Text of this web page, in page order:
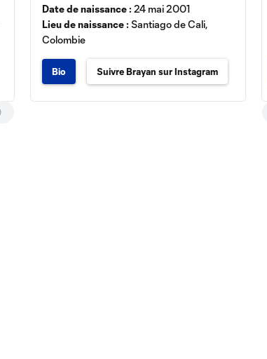
Date de naissance : 24 mai 2001
Lieu de naissance : Santiago de Cali,
Colombie
Bio Suivre Brayan sur Instagram